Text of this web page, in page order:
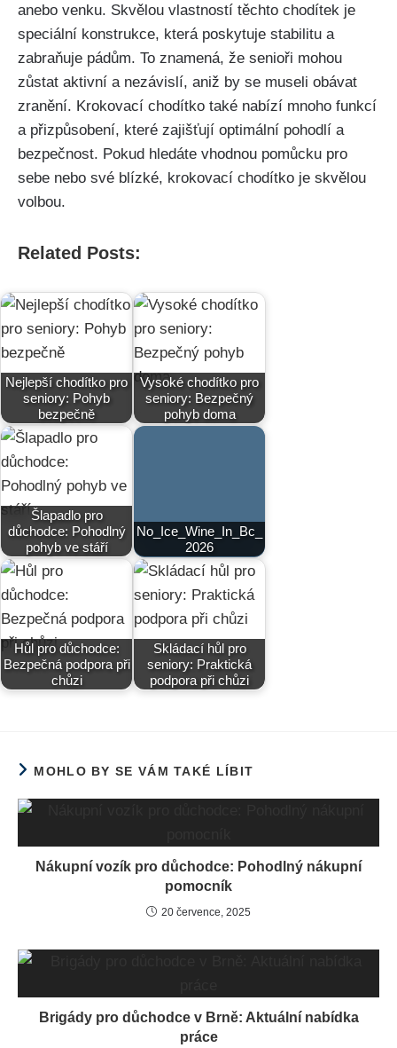
anebo venku. Skvělou vlastností těchto chodítek je
speciální konstrukce, která poskytuje stabilitu a
zabraňuje pádům. To znamená, že senioři mohou
zůstat aktivní a nezávislí, aniž by se museli obávat
zranění. Krokovací chodítko také nabízí mnoho funkcí
a přizpůsobení, které zajišťují optimální pohodlí a
bezpečnost. Pokud hledáte vhodnou pomůcku pro
sebe nebo své blízké, krokovací chodítko je skvělou
volbou.
Related Posts:
Nejlepší chodítko pro
seniory: Pohyb
bezpečně
Vysoké chodítko pro
seniory: Bezpečný
pohyb doma
Šlapadlo pro
důchodce: Pohodlný
pohyb ve stáří
No_Ice_Wine_In_Bc_
2026
Hůl pro důchodce:
Bezpečná podpora při
chůzi
Skládací hůl pro
seniory: Praktická
podpora při chůzi
MOHLO BY SE VÁM TAKÉ LÍBIT
Nákupní vozík pro důchodce: Pohodlný nákupní
pomocník
20 července, 2025
Brigády pro důchodce v Brně: Aktuální nabídka
práce